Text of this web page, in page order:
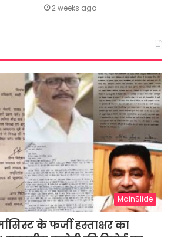
2 weeks ago
MainSlide
के फर्जी हस्ताक्षर का